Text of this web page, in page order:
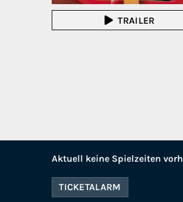
TRAILER
Aktuell keine Spielzeiten
TICKETALARM